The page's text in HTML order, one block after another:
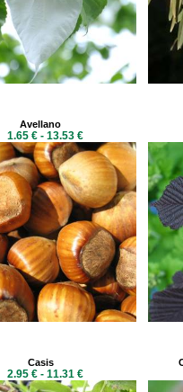
Avellano
1.65 € - 13.53 €
Casis
2.95 € - 11.31 €